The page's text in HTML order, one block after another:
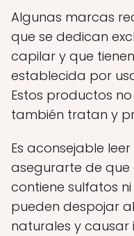
Algunas marcas
que se dedican
capilar y que
establecida por
Estos productos
también tratan y
Es aconsejable
asegurarte de que
contiene sulfatos
pueden despojar
naturales y causar